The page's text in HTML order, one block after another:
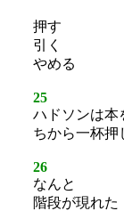
押す
引く
やめる
25
ハドソンは本
ちから一杯押
26
なんと
階段が現れた